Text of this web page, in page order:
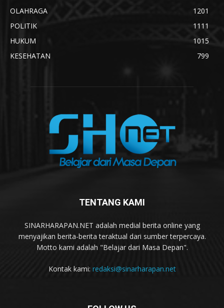
OLAHRAGA
1201
POLITIK
1111
HUKUM
1015
KESEHATAN
799
TENTANG KAMI
SINARHARAPAN.NET adalah medial berita online yang
menyajikan berita-berita teraktual dari sumber terpercaya.
Motto kami adalah "Belajar dari Masa Depan".
Kontak kami: redaksi@sinarharapan.net